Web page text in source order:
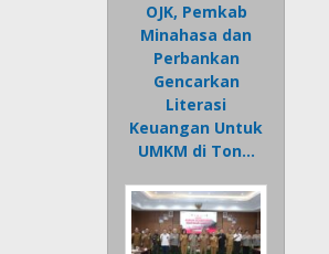
OJK, Pemkab
Minahasa dan
Perbankan
Gencarkan
Literasi
Keuangan Untuk
UMKM di Ton…